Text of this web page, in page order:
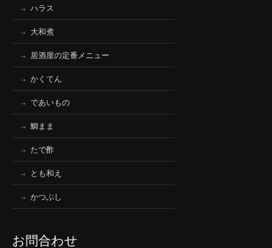
ハラス
大和煮
居酒屋の定番メニュー
かくてん
であいもの
鯛まま
たで酢
とも和え
かつぶし
お問合わせ